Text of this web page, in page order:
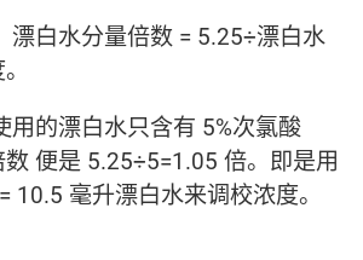
漂白水分量倍数 = 5.25÷漂白水
用的漂白水只含有 5%次氯酸
便是 5.25÷5=1.05 倍。即是用
10.5 毫升漂白水来调校浓度。